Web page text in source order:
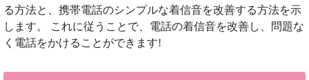
る方法と、携帯電話のシンプルな着信音を改善する方法を示
します。 これに従うことで、電話の着信音を改善し、問題な
く電話をかけることができます!